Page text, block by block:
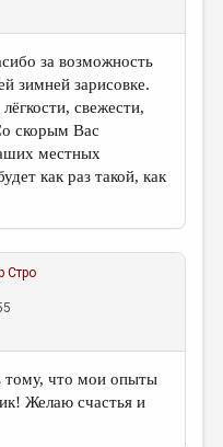
за возможность
зимней зарисовке.
свежести,
скорым Вас
местных
как раз такой, как
Стро
тому, что мои опыты
Желаю счастья и